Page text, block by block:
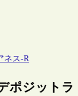
ネス-R
ポジットラ